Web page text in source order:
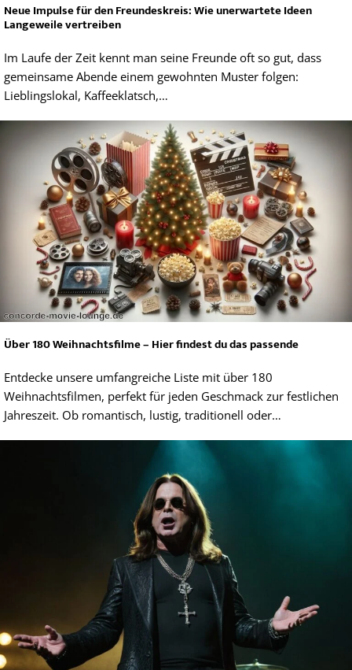
Neue Impulse für den Freundeskreis: Wie unerwartete Ideen
Langeweile vertreiben
Im Laufe der Zeit kennt man seine Freunde oft so gut, dass
gemeinsame Abende einem gewohnten Muster folgen:
Lieblingslokal, Kaffeeklatsch,…
Über 180 Weihnachtsfilme – Hier findest du das passende
Entdecke unsere umfangreiche Liste mit über 180
Weihnachtsfilmen, perfekt für jeden Geschmack zur festlichen
Jahreszeit. Ob romantisch, lustig, traditionell oder…